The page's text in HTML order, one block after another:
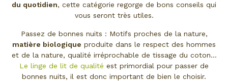
du quotidien, cette catégorie regorge de bons conseils qui
vous seront très utiles.
Passez de bonnes nuits : Motifs proches de la nature,
matière biologique produite dans le respect des hommes
et de la nature, qualité irréprochable de tissage du coton…
Le linge de lit de qualité est primordial pour passer de
bonnes nuits, il est donc important de bien le choisir.